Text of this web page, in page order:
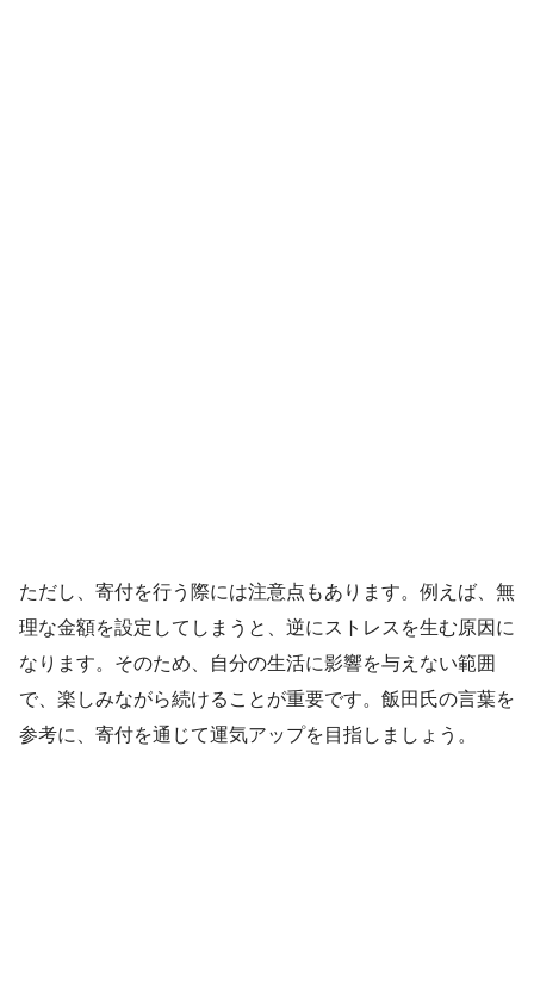
ただし、寄付を行う際には注意点もあります。例えば、無
理な金額を設定してしまうと、逆にストレスを生む原因に
なります。そのため、自分の生活に影響を与えない範囲
で、楽しみながら続けることが重要です。飯田氏の言葉を
参考に、寄付を通じて運気アップを目指しましょう。